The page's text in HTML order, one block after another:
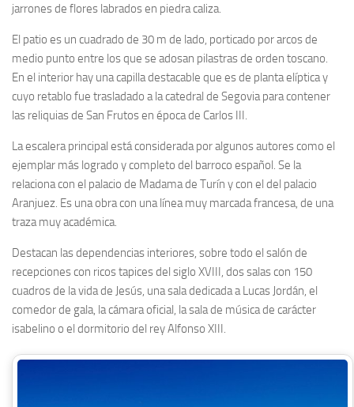
jarrones de flores labrados en piedra caliza.
El patio es un cuadrado de 30 m de lado, porticado por arcos de
medio punto entre los que se adosan pilastras de orden toscano.
En el interior hay una capilla destacable que es de planta elíptica y
cuyo retablo fue trasladado a la catedral de Segovia para contener
las reliquias de San Frutos en época de Carlos III.
La escalera principal está considerada por algunos autores como el
ejemplar más logrado y completo del barroco español. Se la
relaciona con el palacio de Madama de Turín y con el del palacio
Aranjuez. Es una obra con una línea muy marcada francesa, de una
traza muy académica.
Destacan las dependencias interiores, sobre todo el salón de
recepciones con ricos tapices del siglo XVIII, dos salas con 150
cuadros de la vida de Jesús, una sala dedicada a Lucas Jordán, el
comedor de gala, la cámara oficial, la sala de música de carácter
isabelino o el dormitorio del rey Alfonso XIII.